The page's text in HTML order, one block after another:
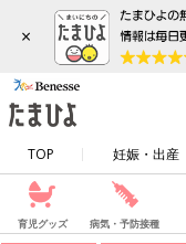
×
TOP 妊娠・出産
育児グッズ 病気・予防接種